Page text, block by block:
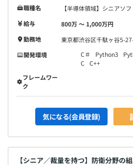
職種名
【半導体領域】シニアソ
給与
800万 〜 1,000万円
勤務地
東京都渋谷区千駄ヶ谷5-
開発環境
C＃ Python3
C
C++
フレームワー
ク
気になる(会員登録)
【シニア／裁量を持つ】防衛分野の